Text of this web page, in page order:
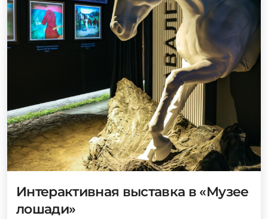
Интерактивная выставка в «Музее
лошади»